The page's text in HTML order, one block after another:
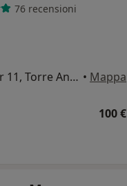
76 recensioni
Via Camillo Benso Cavour 11, Torre Annunziata • Mappa
100 €